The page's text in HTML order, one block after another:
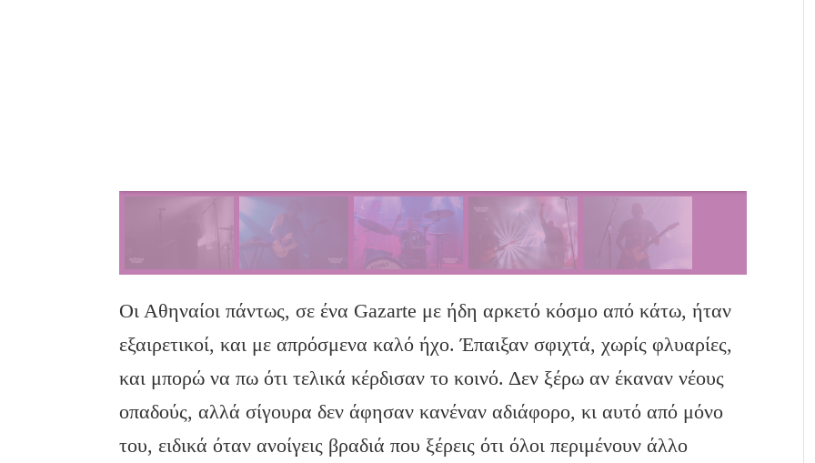
Οι Αθηναίοι πάντως, σε ένα Gazarte με ήδη αρκετό κόσμο από κάτω, ήταν
εξαιρετικοί, και με απρόσμενα καλό ήχο. Έπαιξαν σφιχτά, χωρίς φλυαρίες,
και μπορώ να πω ότι τελικά κέρδισαν το κοινό. Δεν ξέρω αν έκαναν νέους
οπαδούς, αλλά σίγουρα δεν άφησαν κανέναν αδιάφορο, κι αυτό από μόνο
του, ειδικά όταν ανοίγεις βραδιά που ξέρεις ότι όλοι περιμένουν άλλο